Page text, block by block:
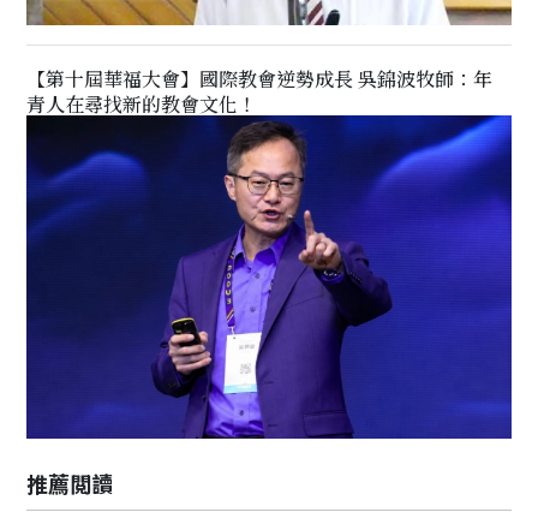
【第十屆華福大會】國際教會逆勢成長 吳錦波牧師：年
青人在尋找新的教會文化！
推薦閲讀